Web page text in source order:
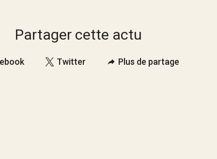
Partager cette actu
Twitter Plus de partage